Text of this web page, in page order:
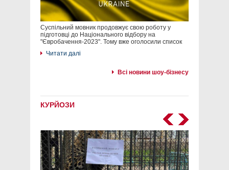
Суспільний мовник продовжує свою роботу у
підготовці до Національного відбору на
"Євробачення-2023". Тому вже оголосили список
Читати далі
Всі новини шоу-бізнесу
КУРЙОЗИ